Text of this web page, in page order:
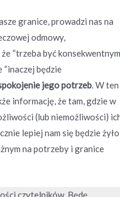
granice, prowadzi nas na
odmowy,
“trzeba być
“inaczej będzie
jego potrzeb. W ten
informację, że tam, gdzie w
(lub niemożliwości)
lepiej nam się będzie
na potrzeby i granice
czytelników. Będę